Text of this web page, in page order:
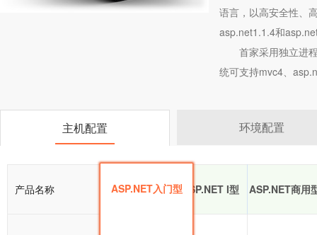
语言，以高安全性、
asp.net1.1.4和
首家采用独立进
统可支持mvc4、
主机配置 环境配置
产品名称 ASP.NET入门型 ASP.NET I型 ASP.NET商用
ASP.NET入门型